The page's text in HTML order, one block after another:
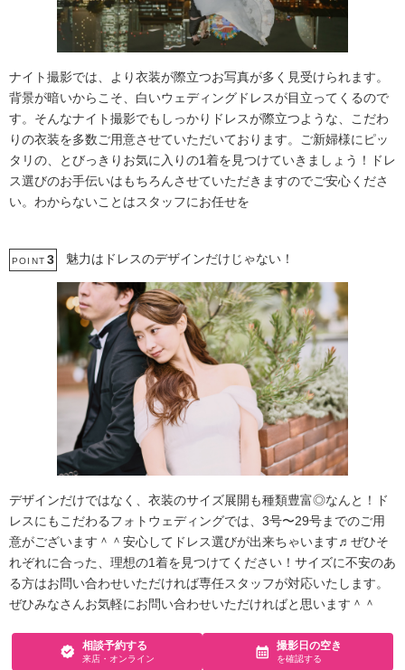
ナイト撮影では、より衣装が際立つお写真が多く見受けられます。
背景が暗いからこそ、白いウェディングドレスが目立ってくるので
す。そんなナイト撮影でもしっかりドレスが際立つような、こだわ
りの衣装を多数ご用意させていただいております。ご新婦様にピッ
タリの、とびっきりお気に入りの1着を見つけていきましょう！ドレ
ス選びのお手伝いはもちろんさせていただきますのでご安心くださ
い。わからないことはスタッフにお任せを
POINT 3 魅力はドレスのデザインだけじゃない！
デザインだけではなく、衣装のサイズ展開も種類豊富◎なんと！ド
レスにもこだわるフォトウェディングでは、3号〜29号までのご用
意がございます＾＾安心してドレス選びが出来ちゃいます♬ぜひそ
れぞれに合った、理想の1着を見つけてください！サイズに不安のあ
る方はお問い合わせいただければ専任スタッフが対応いたします。
ぜひみなさんお気軽にお問い合わせいただければと思います＾＾
相談予約する
来店・オンライン
撮影日の空き
を確認する